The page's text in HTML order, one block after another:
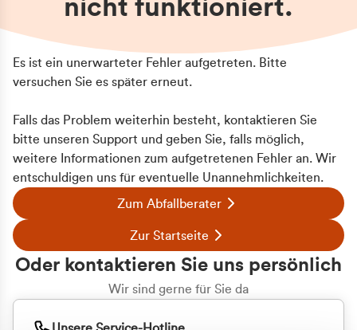
nicht funktioniert.
Es ist ein unerwarteter Fehler aufgetreten. Bitte
versuchen Sie es später erneut.
Falls das Problem weiterhin besteht, kontaktieren Sie
bitte unseren Support und geben Sie, falls möglich,
weitere Informationen zum aufgetretenen Fehler an. Wir
entschuldigen uns für eventuelle Unannehmlichkeiten.
Zum Abfallberater
Zur Startseite
Oder kontaktieren Sie uns persönlich
Wir sind gerne für Sie da